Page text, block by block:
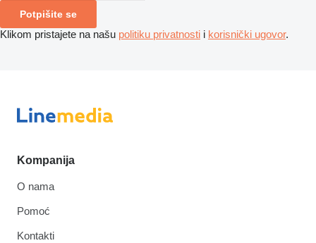
Potpišite se
Klikom pristajete na našu politiku privatnosti i korisnički ugovor.
Kompanija
O nama
Pomoć
Kontakti